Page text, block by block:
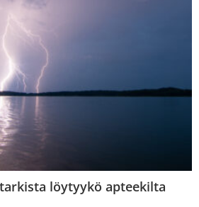
löytyykö apteekilta